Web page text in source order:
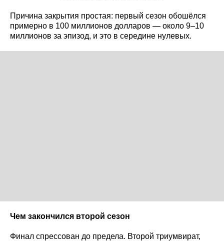
Причина закрытия простая: первый сезон обошёлся
примерно в 100 миллионов долларов — около 9–10
миллионов за эпизод, и это в середине нулевых.
Чем закончился второй сезон
Финал спрессован до предела. Второй триумвират,